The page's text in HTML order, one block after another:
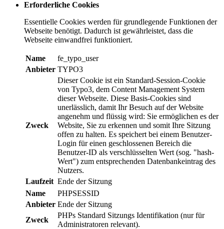
Erforderliche Cookies
Essentielle Cookies werden für grundlegende Funktionen der
Webseite benötigt. Dadurch ist gewährleistet, dass die
Webseite einwandfrei funktioniert.
Name
fe_typo_user
Anbieter TYPO3
Zweck
Dieser Cookie ist ein Standard-Session-Cookie
von Typo3, dem Content Management System
dieser Webseite. Diese Basis-Cookies sind
unerlässlich, damit Ihr Besuch auf der Website
angenehm und flüssig wird: Sie ermöglichen es der
Website, Sie zu erkennen und somit Ihre Sitzung
offen zu halten. Es speichert bei einem Benutzer-
Login für einen geschlossenen Bereich die
Benutzer-ID als verschlüsselten Wert (sog. "hash-
Wert") zum entsprechenden Datenbankeintrag des
Nutzers.
Laufzeit Ende der Sitzung
Name
PHPSESSID
Anbieter Ende der Sitzung
Zweck
PHPs Standard Sitzungs Identifikation (nur für
Administratoren relevant).